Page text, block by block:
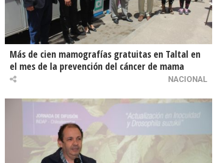
Más de cien mamografías gratuitas en Taltal en
el mes de la prevención del cáncer de mama
NACIONAL